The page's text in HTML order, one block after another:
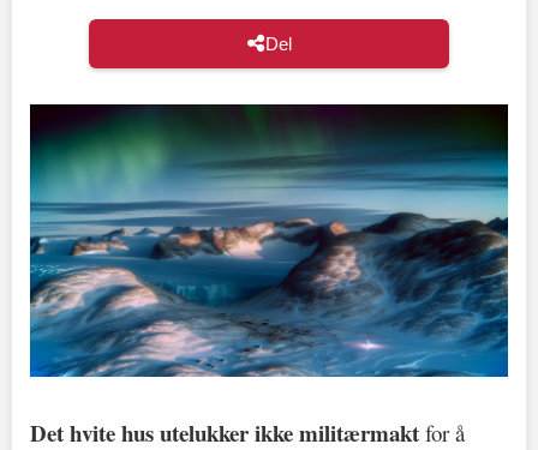
Del
Det hvite hus utelukker ikke militærmakt for å